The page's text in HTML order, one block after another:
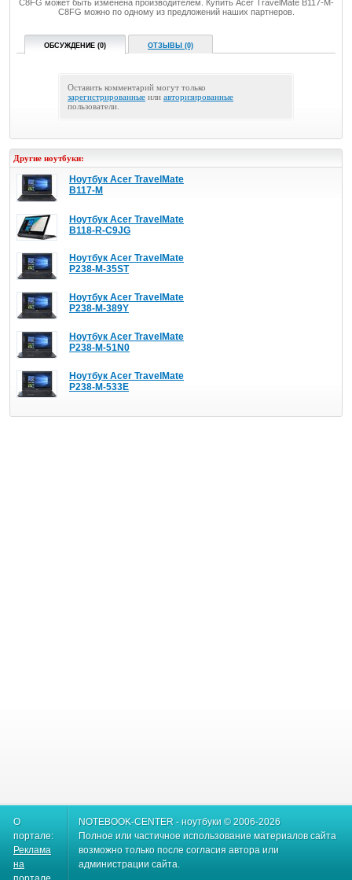
C8FG может быть изменена производителем. Купить Acer TravelMate B117-M-
C8FG можно по одному из предложений наших партнеров.
ОБСУЖДЕНИЕ (0) ОТЗЫВЫ (0)
Оставить комментарий могут только
зарегистрированные или авторизированные
пользователи.
Другие ноутбуки:
Ноутбук Acer TravelMate
B117-M
Ноутбук Acer TravelMate
B118-R-C9JG
Ноутбук Acer TravelMate
P238-M-35ST
Ноутбук Acer TravelMate
P238-M-389Y
Ноутбук Acer TravelMate
P238-M-51N0
Ноутбук Acer TravelMate
P238-M-533E
О
портале:
Реклама
на
NOTEBOOK-CENTER - ноутбуки © 2006-2026
Полное или частичное использование материалов сайта
возможно только после согласия автора или
администрации сайта.